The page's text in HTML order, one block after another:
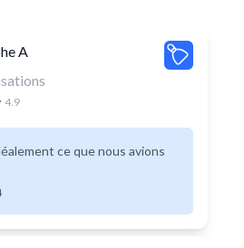
A
4.9
ce que nous avions